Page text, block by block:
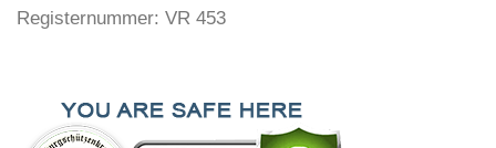
Registernummer: VR 453